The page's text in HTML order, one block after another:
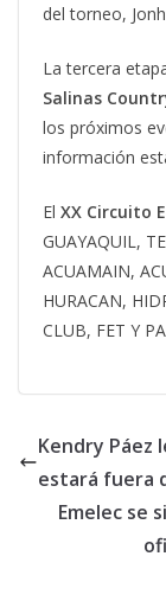
del torneo,
La tercera
Salinas
los próximos
información
El XX Circuito
GUAYAQUIL,
ACUAMAIN,
HURACAN,
CLUB, FET Y
Kendry Páez
estará fuera
Emelec se